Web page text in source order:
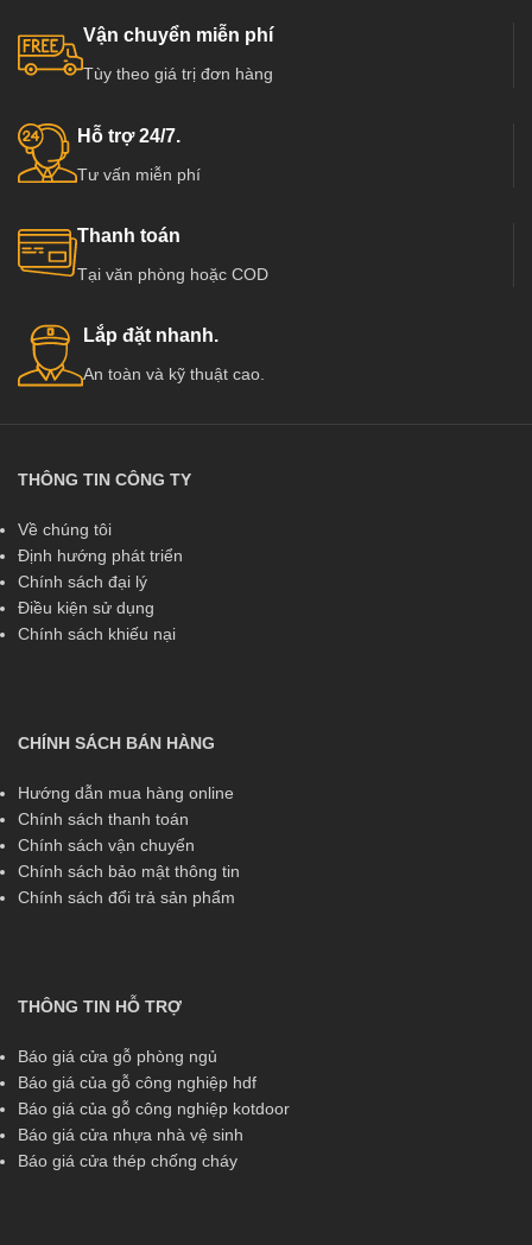
Vận chuyển miễn phí
Tùy theo giá trị đơn hàng
Hỗ trợ 24/7.
Tư vấn miễn phí
Thanh toán
Tại văn phòng hoặc COD
Lắp đặt nhanh.
An toàn và kỹ thuật cao.
THÔNG TIN CÔNG TY
Về chúng tôi
Định hướng phát triển
Chính sách đại lý
Điều kiện sử dụng
Chính sách khiếu nại
CHÍNH SÁCH BÁN HÀNG
Hướng dẫn mua hàng online
Chính sách thanh toán
Chính sách vận chuyển
Chính sách bảo mật thông tin
Chính sách đổi trả sản phẩm
THÔNG TIN HỖ TRỢ
Báo giá cửa gỗ phòng ngủ
Báo giá của gỗ công nghiệp hdf
Báo giá của gỗ công nghiệp kotdoor
Báo giá cửa nhựa nhà vệ sinh
Báo giá cửa thép chống cháy